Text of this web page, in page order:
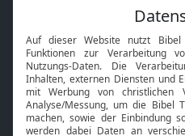
Neuigkeiten